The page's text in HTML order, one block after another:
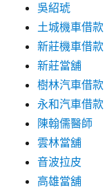
吳紹琥
土城機車借款
新莊機車借款
新莊當舖
樹林汽車借款
永和汽車借款
陳翰儒醫師
雲林當舖
音波拉皮
高雄當舖